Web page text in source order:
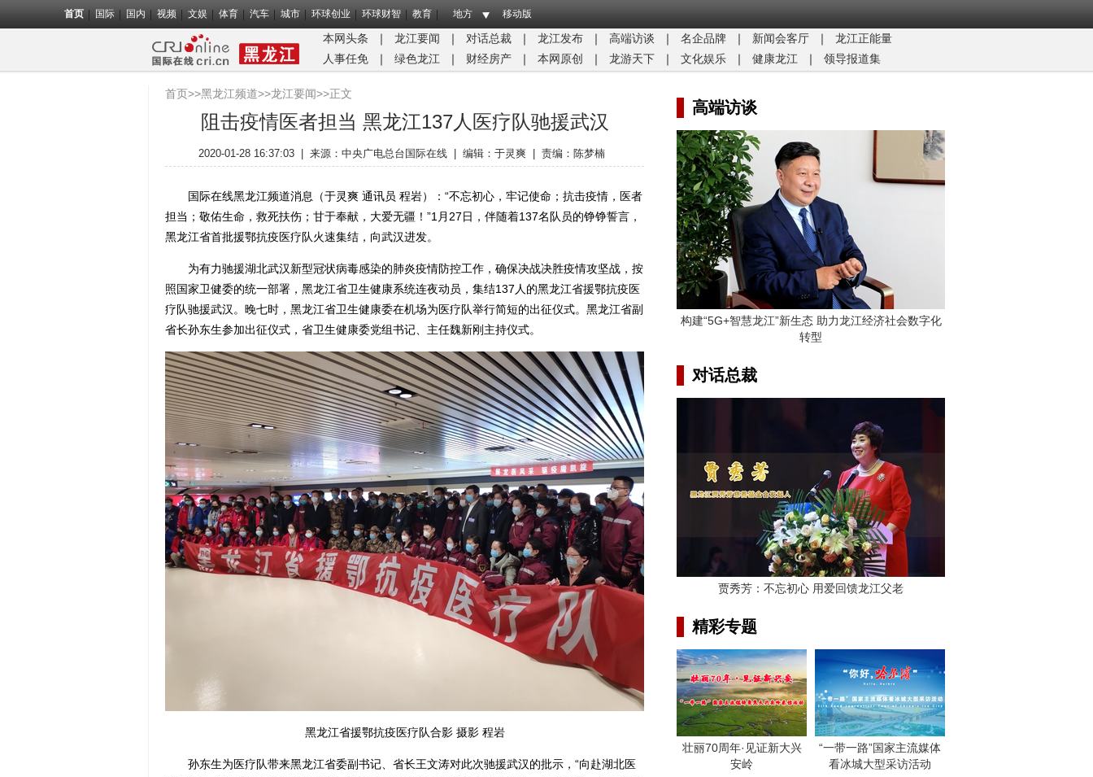
首页 国际 国内 视频 文娱 体育 汽车 城市 环球创业 环球财智 教育 地方 移动版
本网头条 ｜ 龙江要闻 ｜ 对话总裁 ｜ 龙江发布 ｜ 高端访谈 ｜ 名企品牌 ｜ 新闻会客厅 ｜
龙江正能量​
人事任免
｜ 绿色龙江 ｜ 财经房产 ｜ 本网原创 ｜ 龙游天下 ｜ 文化娱乐 ｜ 健康龙江 ｜ 领导报道集
首页>>黑龙江频道>>龙江要闻>>正文
阻击疫情医者担当 黑龙江137人医疗队驰援武汉
2020-01-28 16:37:03 来源：中央广电总台国际在线 编辑：于灵爽 责编：陈梦楠
国际在线黑龙江频道消息（于灵爽 通讯员 程岩）：“不忘初心，牢记使命；抗击疫情，医者
担当；敬佑生命，救死扶伤；甘于奉献，大爱无疆！”1月27日，伴随着137名队员的铮铮誓言，
黑龙江省首批援鄂抗疫医疗队火速集结，向武汉进发。
为有力驰援湖北武汉新型冠状病毒感染的肺炎疫情防控工作，确保决战决胜疫情攻坚战，按
照国家卫健委的统一部署，黑龙江省卫生健康系统连夜动员，集结137人的黑龙江省援鄂抗疫医
疗队驰援武汉。晚七时，黑龙江省卫生健康委在机场为医疗队举行简短的出征仪式。黑龙江省副
省长孙东生参加出征仪式，省卫生健康委党组书记、主任魏新刚主持仪式。
黑龙江省援鄂抗疫医疗队合影 摄影 程岩
孙东生为医疗队带来黑龙江省委副书记、省长王文涛对此次驰援武汉的批示，“向赴湖北医
高端访谈
构建“5G+智慧龙江”新生态 助力龙江经济社会数字化
转型
对话总裁
贾秀芳：不忘初心 用爱回馈龙江父老
精彩专题
壮丽70周年·见证新大兴
安岭
“一带一路”国家主流媒体
看冰城大型采访活动